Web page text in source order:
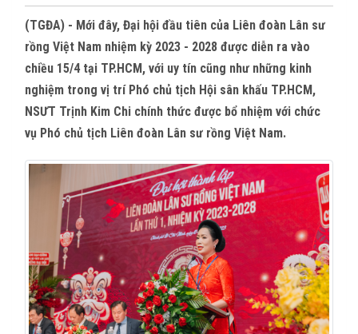
HÌNH ẢNH
VIDEO CLIPS
(TGĐA) - Mới đây, Đại hội đầu tiên của Liên đoàn Lân sư
rồng Việt Nam nhiệm kỳ 2023 - 2028 được diễn ra vào
chiều 15/4 tại TP.HCM, với uy tín cũng như những kinh
nghiệm trong vị trí Phó chủ tịch Hội sân khấu TP.HCM,
NSƯT Trịnh Kim Chi chính thức được bổ nhiệm với chức
vụ Phó chủ tịch Liên đoàn Lân sư rồng Việt Nam.